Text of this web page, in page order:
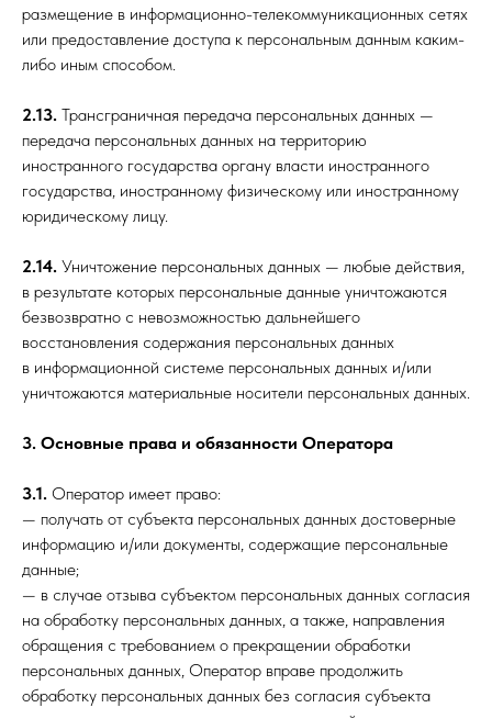
размещение в информационно-телекоммуникационных сетях
или предоставление доступа к персональным данным каким-
либо иным способом.
2.13. Трансграничная передача персональных данных —
передача персональных данных на территорию
иностранного государства органу власти иностранного
государства, иностранному физическому или иностранному
юридическому лицу.
2.14. Уничтожение персональных данных — любые действия,
в результате которых персональные данные уничтожаются
безвозвратно с невозможностью дальнейшего
восстановления содержания персональных данных
в информационной системе персональных данных и/или
уничтожаются материальные носители персональных данных.
3. Основные права и обязанности Оператора
3.1. Оператор имеет право:
— получать от субъекта персональных данных достоверные
информацию и/или документы, содержащие персональные
данные;
— в случае отзыва субъектом персональных данных согласия
на обработку персональных данных, а также, направления
обращения с требованием о прекращении обработки
персональных данных, Оператор вправе продолжить
обработку персональных данных без согласия субъекта